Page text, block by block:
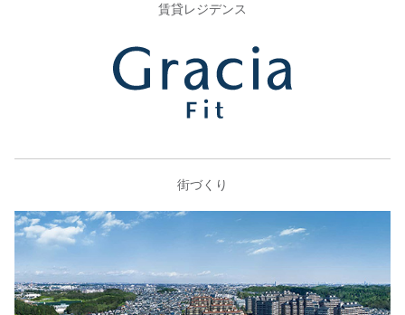
賃貸レジデンス
街づくり